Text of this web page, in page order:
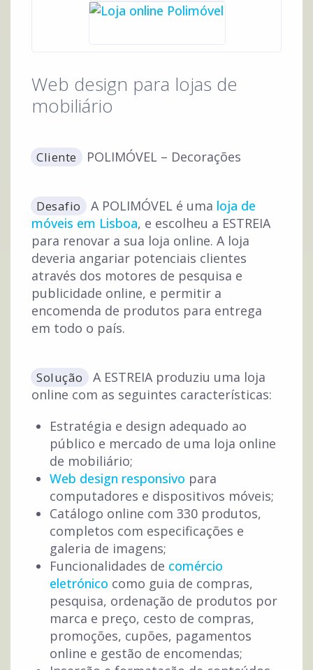
Web design para lojas de
mobiliário
Cliente POLIMÓVEL – Decorações
Desafio A POLIMÓVEL é uma loja de
móveis em Lisboa, e escolheu a ESTREIA
para renovar a sua loja online. A loja
deveria angariar potenciais clientes
através dos motores de pesquisa e
publicidade online, e permitir a
encomenda de produtos para entrega
em todo o país.
Solução
A ESTREIA produziu uma loja
online com as seguintes características:
Estratégia e design adequado ao
público e mercado de uma loja online
de mobiliário;
Web design responsivo para
computadores e dispositivos móveis;
Catálogo online com 330 produtos,
completos com especificações e
galeria de imagens;
Funcionalidades de comércio
eletrónico como guia de compras,
pesquisa, ordenação de produtos por
marca e preço, cesto de compras,
promoções, cupões, pagamentos
online e gestão de encomendas;